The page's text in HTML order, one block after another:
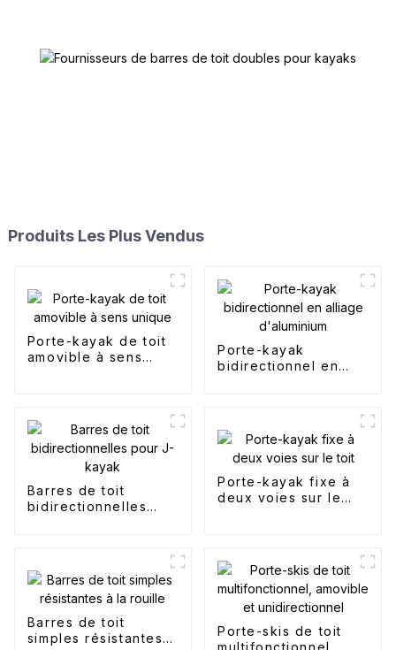
Produits Les Plus Vendus
Porte-kayak de toit
amovible à sens
Porte-kayak
bidirectionnel en
Barres de toit
bidirectionnelles
Porte-kayak fixe à
deux voies sur le
Barres de toit
simples résistantes à
Porte-skis de toit
multifonctionnel,